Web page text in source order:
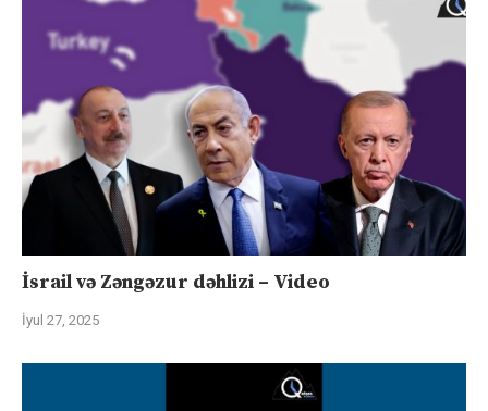
İsrail və Zəngəzur dəhlizi – Video
İyul 27, 2025